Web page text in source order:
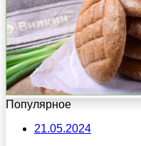
Популярное
21.05.2024